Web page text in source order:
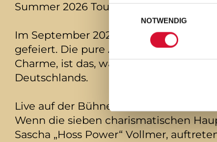
NOTWENDIG
Summer 2026 Tour startete Mitte
Im September 2025 chartete das
gefeiert. Die pure Authentizität der
Charme, ist das, was die Crowd
Deutschlands.
Live auf der Bühne sind The
Wenn die sieben charismatischen
Sascha „Hoss Power“ Vollmer,